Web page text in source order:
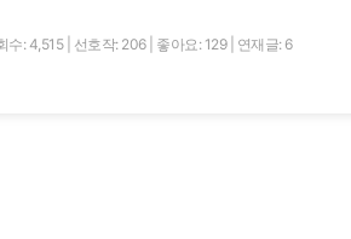
수: 4,515 선호작: 206 좋아요: 129 연재글: 6